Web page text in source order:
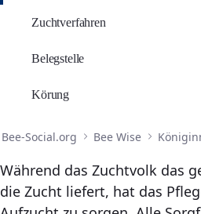
Zuchtverfahren
Belegstelle
Körung
Bee-Social.org Bee Wise
Während das Zuchtvolk das
die Zucht liefert, hat das